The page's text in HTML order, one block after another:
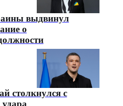
выдвинул
о
столкнулся с
удара